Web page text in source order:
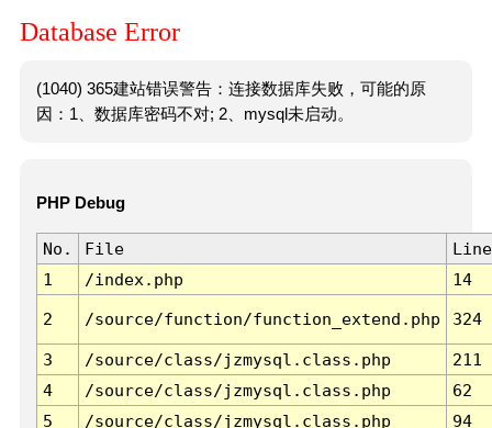
Database Error
(1040) 365建站错误警告：连接数据库失败，可能的原
因：1、数据库密码不对; 2、mysql未启动。
PHP Debug
No. File
Line
1
/index.php 14
2 /source/function/function_extend.php 324
3 /source/class/jzmysql.class.php
211
4
/source/class/jzmysql.class.php
62
5
/source/class/jzmysql.class.php
94